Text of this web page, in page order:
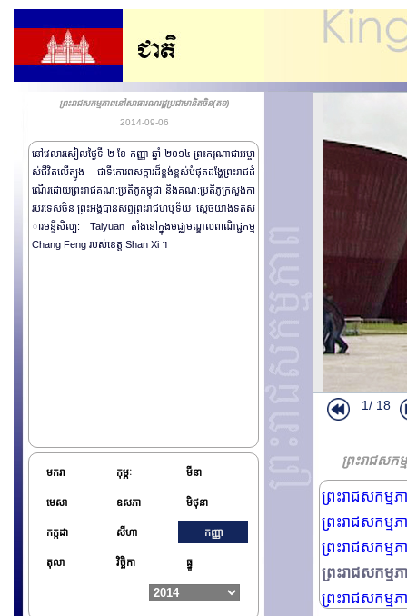
ព្រះរាជសកម្មភាពនៅសាធារណរដ្ឋប្រជាមានិតចិន(ត១)
2014-09-06
នៅវេលារសៀលថ្ងៃទី​ ២​ ខែ​ កញ្ញា ​ឆ្នាំ ២០១៤​ ព្រះករុណាជាអម្ចា
ស់ជីវិតលើត្បូង ជាទី​គោរពសក្ការដ៏ខ្ពង់ខ្ពស់បំផុតដង្ហែព្រះរាជដំ
ណើរដោយព្រះរាជគណ:ប្រតិភូកម្ពុជា​ និងគណ:ប្រតិភូក្រសួងកា
របរទេសចិន ព្រះអង្គបានសព្វព្រះរាជហឬទ័យ ស្តេចយាងទត​ស
ារមន្ទីសិល្ប: Taiyuan​ តាំងនៅក្នុងមជ្ឈមណ្ឌលពាណិជ្ជកម្ម
Chang Feng របស់ខេត្ត Shan Xi​ ។
មករា កុម្ភៈ មីនា
មេសា ឧសភា មិថុនា
កក្កដា សីហា កញ្ញា
តុលា វិច្ឆិកា ធ្នូ
1/ 18
ព្រះរាជសក
ព្រះរាជដំណើ
ថ្នាក់ដឹកនាំ
ព្រះរាជសក្ម
ព្រះរាជសកម្
ព្រះរាជសកម្
ព្រះរាជសកម្ម
ព្រះរាជសកម្
ព្រះរាជសកម្ម
ព្រះរាជសកម្
ព្រះរាជសកម្
ព្រះរាជសកម្ម
ព្រះរាជសកម្ម
ព្រះរាជសកម្ម
ព្រះរាជសកម្ម
ព្រះរាជសកម្ម